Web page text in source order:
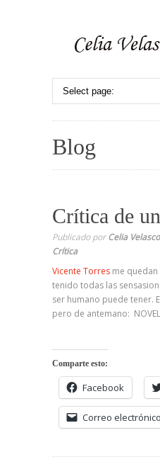
Blog
Crítica de
Publicado porCelia
Crítica
Vicente Torres me quedan
tenido todas las
ser humano puede tener.
pero de antemano:
Comparte esto:
Facebook
Correo electrónico